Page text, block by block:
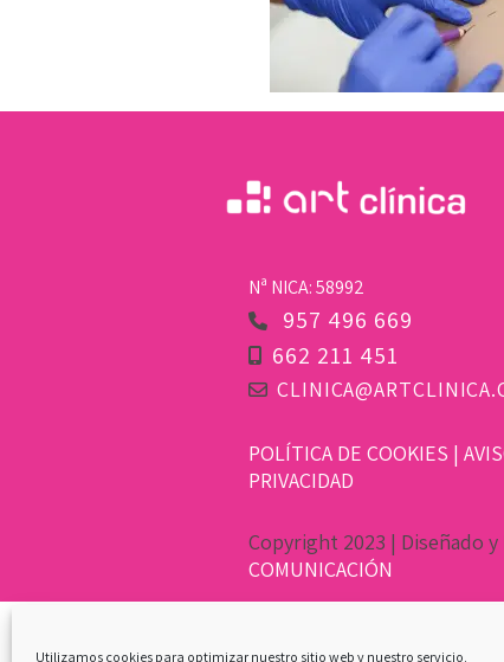
Utilizamos cookies para optimizar nuestro sitio web y nuestro servicio.
Nª NICA: 58992
957 496 669
662 211 451
POLÍTICA DE COOKIES |
PRIVACIDAD
Copyright 2023 | Diseñado
COMUNICACIÓN